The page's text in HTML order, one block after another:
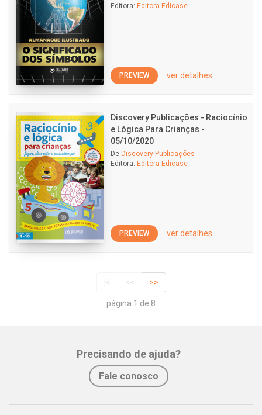
Editora: Editora Edicase
PREVIEW ver detalhes
Discovery Publicações - Raciocínio
e Lógica Para Crianças -
05/10/2020
De Discovery Publicações
Editora: Editora Edicase
PREVIEW ver detalhes
|< << >>
página 1 de 8
Precisando de ajuda?
Fale conosco